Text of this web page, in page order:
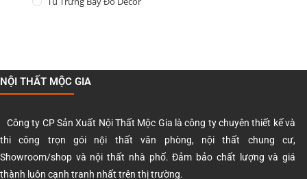
NỘI THẤT MỘC GIA
Công ty CP Sản Xuất Nội Thất Mộc Gia là công ty chuyên thiết kế và
thi công trọn gói nội thất văn phòng, nội thất chung cư,
Showroom/shop và nội thất nhà phố. Đảm bảo chất lượng và giá
thành luôn cạnh tranh nhất trên thị trường.